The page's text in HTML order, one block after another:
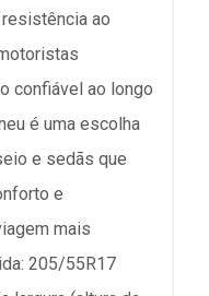
ao
confiável ao longo
é uma escolha
e sedãs que
e
mais
205/55R17